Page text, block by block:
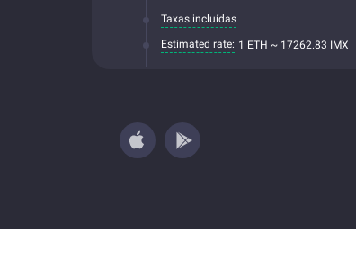
Taxas incluídas
Estimated rate: 1 ETH ~ 17262.83 IMX